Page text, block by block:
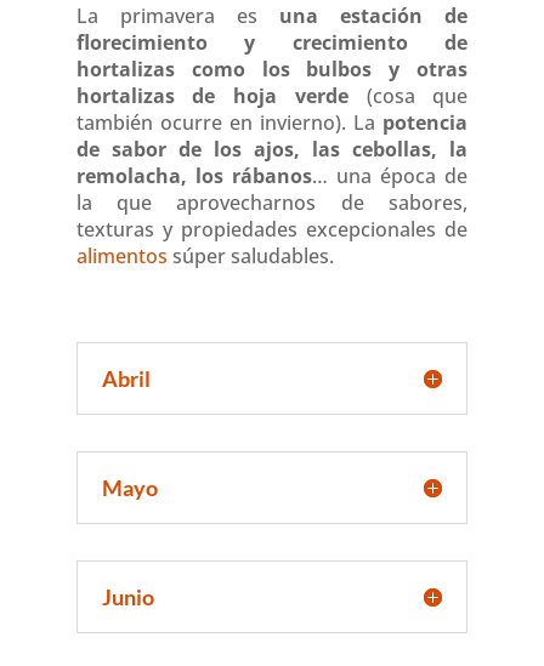
La primavera es una estación de
florecimiento y crecimiento de
hortalizas como los bulbos y otras
hortalizas de hoja verde(cosa que
también ocurre en invierno). La potencia
de sabor de los ajos, las cebollas, la
remolacha, los rábanos… una época de
la que aprovecharnos de sabores,
texturas y propiedades excepcionales de
alimentos súper saludables.
Abril
Mayo
Junio